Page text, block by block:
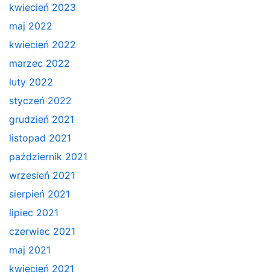
kwiecień 2023
maj 2022
kwiecień 2022
marzec 2022
luty 2022
styczeń 2022
grudzień 2021
listopad 2021
październik 2021
wrzesień 2021
sierpień 2021
lipiec 2021
czerwiec 2021
maj 2021
kwiecień 2021